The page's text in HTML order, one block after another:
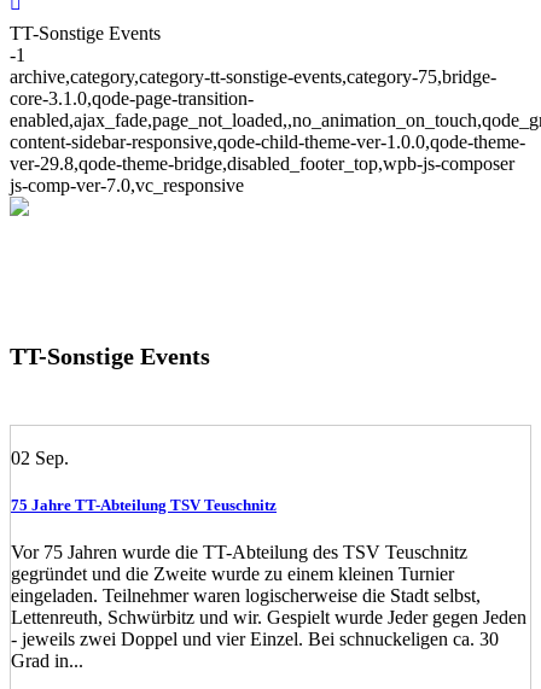
TT-Sonstige Events
-1
archive,category,category-tt-sonstige-events,category-75,bridge-
core-3.1.0,qode-page-transition-
content-sidebar-responsive,qode-child-theme-ver-1.0.0,qode-theme-
ver-29.8,qode-theme-bridge,disabled_footer_top,wpb-js-composer
js-comp-ver-7.0,vc_responsive
TT-Sonstige Events
02 Sep.
75 Jahre TT-Abteilung TSV Teuschnitz
Vor 75 Jahren wurde die TT-Abteilung des TSV Teuschnitz
gegründet und die Zweite wurde zu einem kleinen Turnier
eingeladen. Teilnehmer waren logischerweise die Stadt selbst,
Lettenreuth, Schwürbitz und wir. Gespielt wurde Jeder gegen Jeden
- jeweils zwei Doppel und vier Einzel. Bei schnuckeligen ca. 30
Grad in...